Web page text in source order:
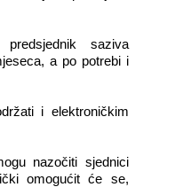
saziva
a po potrebi i
i elektroničkim
nazočiti sjednici
omogućit će se,